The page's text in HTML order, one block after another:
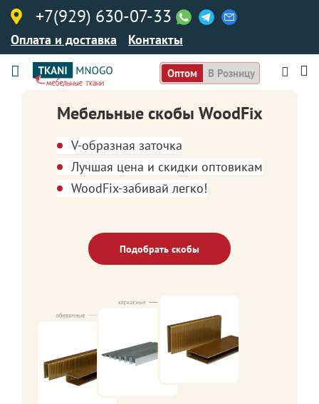
+7(929) 630-07-33
Оплата и доставка Контакты
Оптом В Розницу
Мебельные скобы WoodFix
V-образная заточка
Лучшая цена и скидки оптовикам
WoodFix-забивай легко!
Подобрать скобы